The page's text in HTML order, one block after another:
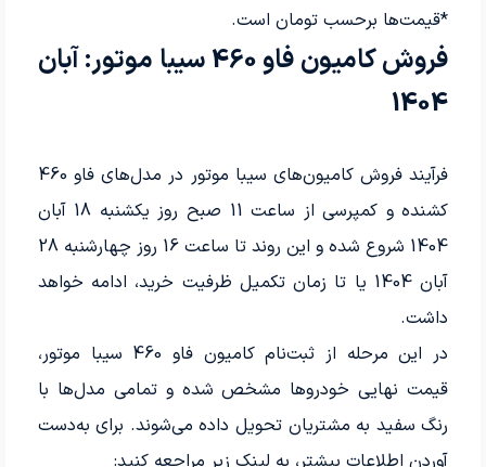
*قیمت‌ها برحسب تومان است.
فروش کامیون فاو 460 سیبا موتور: آبان
1404
فرآیند فروش کامیون‌های سیبا موتور در مدل‌های فاو 460
کشنده و کمپرسی از ساعت 11 صبح روز یکشنبه 18 آبان
1404 شروع شده و این روند تا ساعت 16 روز چهارشنبه 28
آبان 1404 یا تا زمان تکمیل ظرفیت خرید، ادامه خواهد
داشت.
در این مرحله از ثبت‌نام کامیون فاو 460 سیبا موتور،
قیمت نهایی خودروها مشخص شده و تمامی مدل‌ها با
رنگ سفید به مشتریان تحویل داده می‌شوند. برای به‌دست
آوردن اطلاعات بیشتر، به لینک زیر مراجعه کنید: